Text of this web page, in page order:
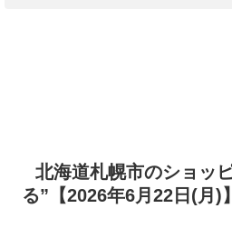
北海道札幌市のショッ
る”【2026年6月22日(月)